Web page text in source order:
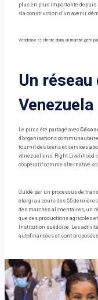
plus en plus importante depuis
«la construction d’un avenir
Vendeuse et cliente dans un marché géré
Un
Venezuela
Le prix a été partagé avec
d’organisations
fournit des biens et services
vénézuéliens. Right Livelihood
coopératif comme alternative
Guidé par un processus de
élargi au cours des 55
des marchés alimentaires, un
que des productions agricoles
Institution suédoise. Les
autofinancées et sont